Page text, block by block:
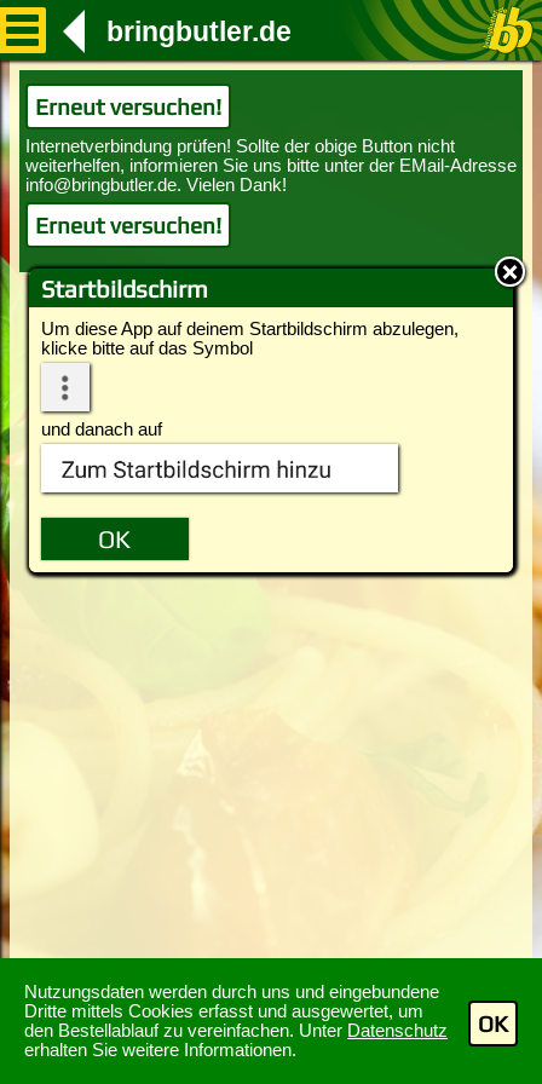
Nutzungsdaten werden durch uns und eingebundene
Dritte mittels Cookies erfasst und ausgewertet, um
den Bestellablauf zu vereinfachen. Unter Datenschutz
erhalten Sie weitere Informationen.
OK
Startbildschirm
Um diese App auf deinem Startbildschirm abzulegen,
klicke bitte auf das Symbol
und danach auf
bringbutler.de
Erneut versuchen!
Erneut versuchen!